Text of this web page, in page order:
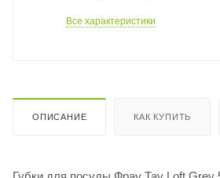
Все характеристики
ОПИСАНИЕ КАК КУПИТЬ